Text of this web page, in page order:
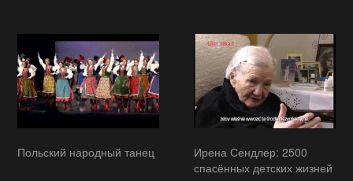
Польский народный танец
Ирена Сендлер: 2500
спасённых детских жизней